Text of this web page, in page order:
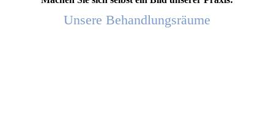
Unsere Behandlungsräume